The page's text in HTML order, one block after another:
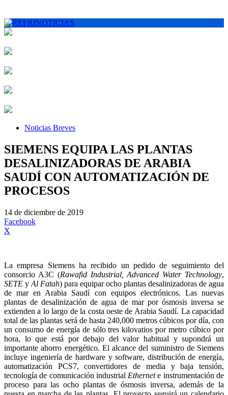
Noticias Breves
SIEMENS EQUIPA LAS PLANTAS
DESALINIZADORAS DE ARABIA
SAUDÍ CON AUTOMATIZACIÓN DE
PROCESOS
14 de diciembre de 2019
Facebook
X
La empresa Siemens ha recibido un pedido de seguimiento del
consorcio A3C (Rawafid Industrial, Advanced Water Technology,
SETE y Al Fatah) para equipar ocho plantas desalinizadoras de agua
de mar en Arabia Saudí con equipos electrónicos. Las nuevas
plantas de desalinización de agua de mar por ósmosis inversa se
extienden a lo largo de la costa oeste de Arabia Saudí. La capacidad
total de las plantas será de hasta 240,000 metros cúbicos por día, con
un consumo de energía de sólo tres kilovatios por metro cúbico por
hora, lo que está por debajo del valor habitual y supondrá un
importante ahorro energético. El alcance del suministro de Siemens
incluye ingeniería de hardware y software, distribución de energía,
automatización PCS7, convertidores de media y baja tensión,
tecnología de comunicación industrial Ethernete instrumentación de
proceso para las ocho plantas de ósmosis inversa, además de la